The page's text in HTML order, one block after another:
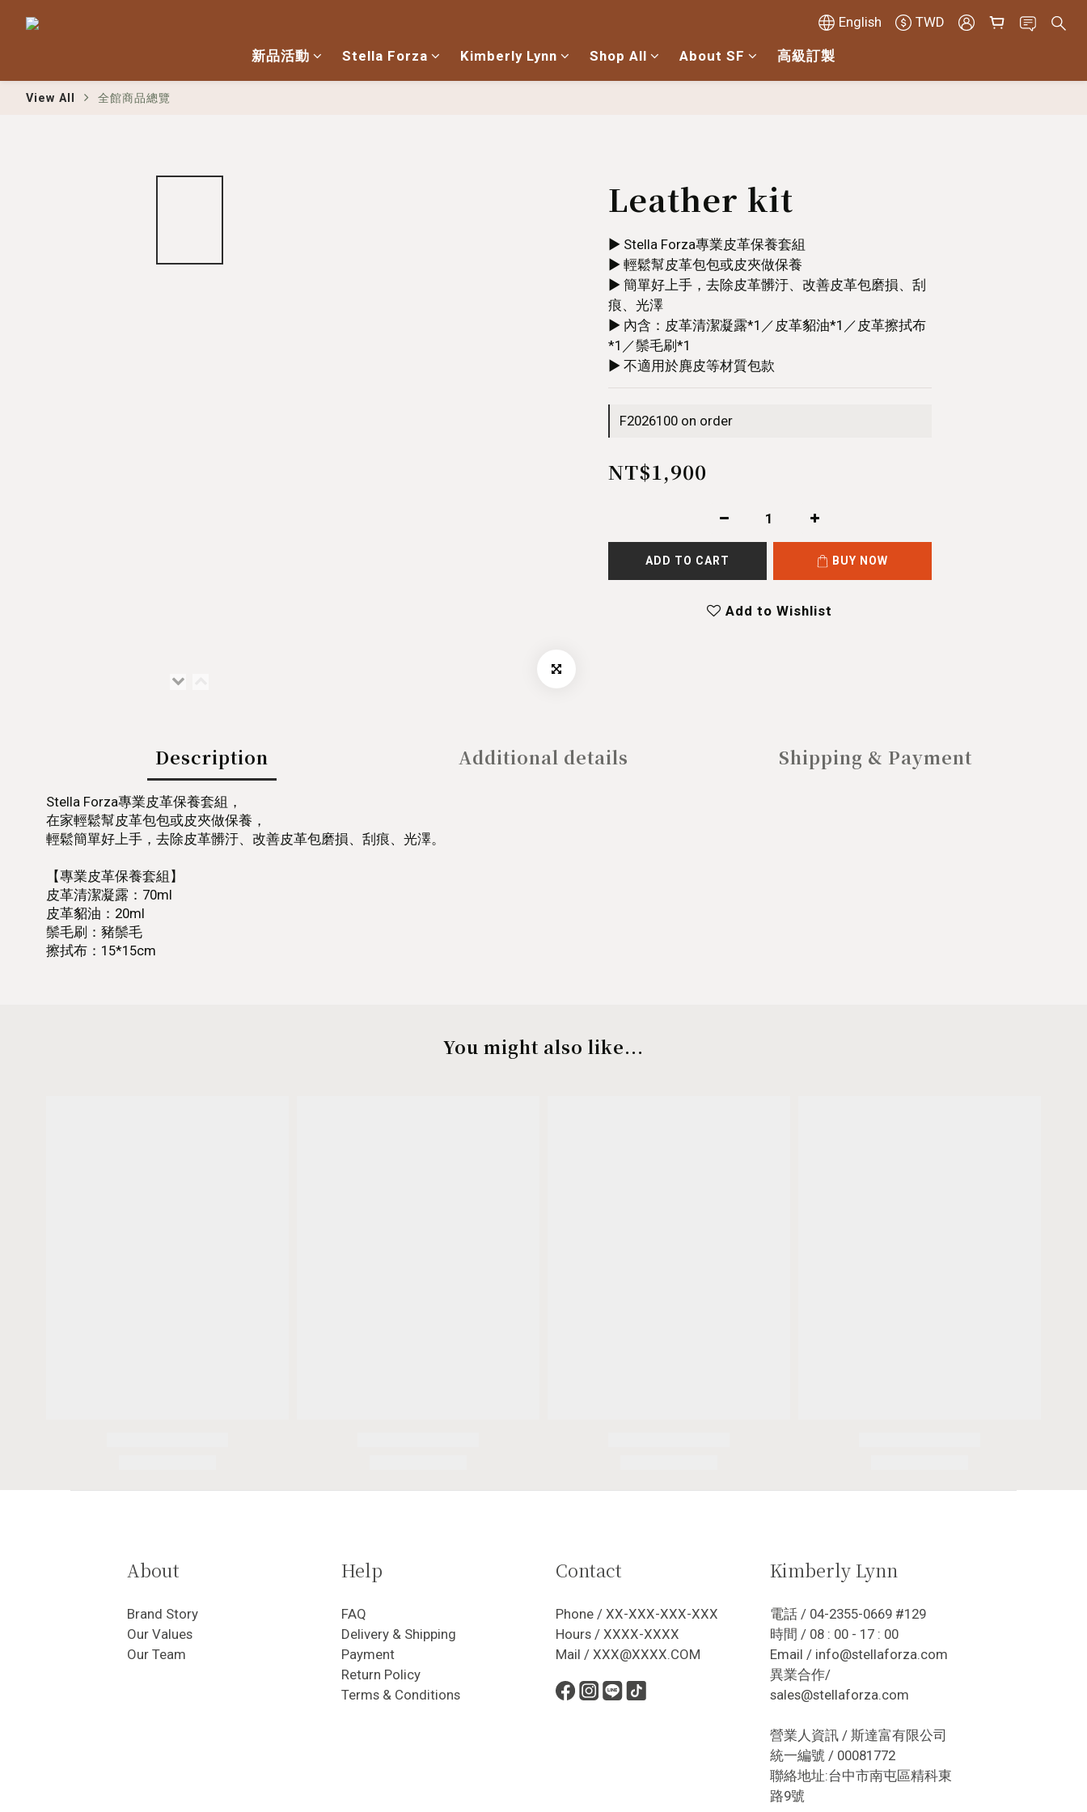
English TWD
新品活動 Stella Forza Kimberly Lynn Shop All About SF 高級訂製
View All 全館商品總覽
Leather kit
▶ Stella Forza專業皮革保養套組
▶ 輕鬆幫皮革包包或皮夾做保養
▶ 簡單好上手，去除皮革髒汙、改善皮革包磨損、刮
痕、光澤
▶ 內含：皮革清潔凝露*1／皮革貂油*1／皮革擦拭布
*1／鬃毛刷*1
▶ 不適用於麂皮等材質包款
F2026100 on order
NT$1,900
ADD TO CART BUY NOW
Add to Wishlist
Description Additional details Shipping & Payment
Stella Forza專業皮革保養套組，
在家輕鬆幫皮革包包或皮夾做保養，
輕鬆簡單好上手，去除皮革髒汙、改善皮革包磨損、刮痕、光澤。
【專業皮革保養套組】
皮革清潔凝露：70ml
皮革貂油：20ml
鬃毛刷：豬鬃毛
擦拭布：15*15cm
You might also like...
About
Brand Story
Our Values
Our Team
Help
FAQ
Delivery & Shipping
Payment
Return Policy
Terms & Conditions
Contact
Phone / XX-XXX-XXX-XXX
Hours / XXXX-XXXX
Mail / XXX@XXXX.COM
Kimberly Lynn
電話 / 04-2355-0669 #129
時間 / 08 : 00 - 17 : 00
Email / info@stellaforza.com
異業合作/
sales@stellaforza.com
營業人資訊 / 斯達富有限公司
統一編號 / 00081772
聯絡地址:台中市南屯區精科東
路9號